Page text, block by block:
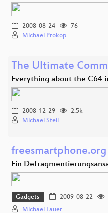
2008-08-24
76
Michael Prokop
The Ultimate
Everything about the C64
2008-12-29
2.5k
Michael Steil
freesmartphone.org
Ein
Gadgets 2009-08-22
Michael Lauer